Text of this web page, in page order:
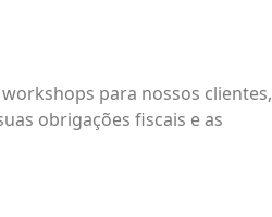
para nossos clientes,
obrigações fiscais e as